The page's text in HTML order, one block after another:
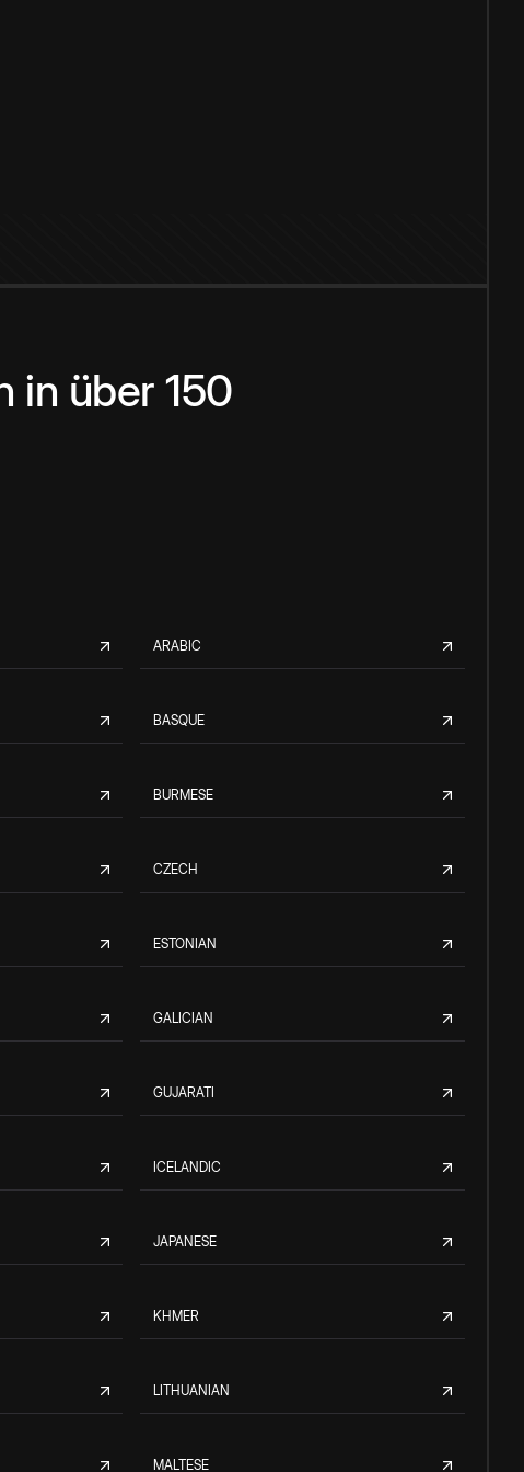
in über 150
ARABIC
BASQUE
BURMESE
CZECH
ESTONIAN
GALICIAN
GUJARATI
ICELANDIC
JAPANESE
KHMER
LITHUANIAN
MALTESE